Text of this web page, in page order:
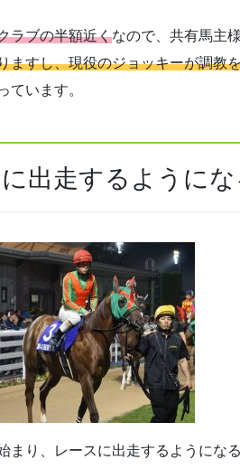
ラブの半額近くなので、共有馬主
ますし、現役のジョッキーが調教
ています。
出走するように
まり、レースに出走するようにな